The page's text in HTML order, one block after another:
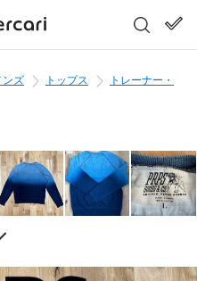
ンズ トップス
トレーナー・